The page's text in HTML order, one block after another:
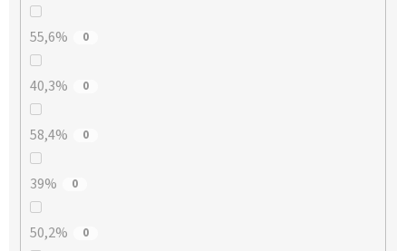
55,6% 0
40,3% 0
58,4% 0
39% 0
50,2% 0